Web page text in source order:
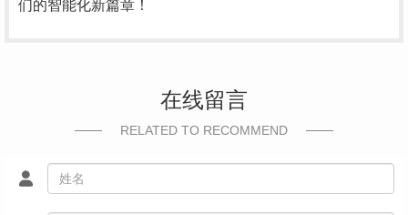
们的智能化新篇章！
在线留言
RELATED TO RECOMMEND